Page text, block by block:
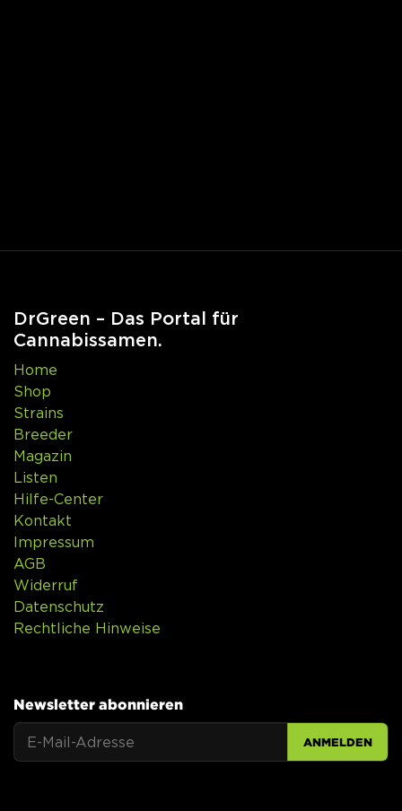
DrGreen – Das Portal für
Cannabissamen.
Home
Shop
Strains
Breeder
Magazin
Listen
Hilfe-Center
Kontakt
Impressum
AGB
Widerruf
Datenschutz
Rechtliche Hinweise
Newsletter abonnieren
ANMELDEN